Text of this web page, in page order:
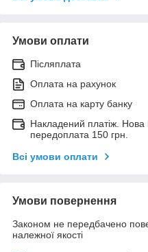
Умови оплати
Післяплата
Оплата на рахунок
Оплата на карту банку
Накладений платіж.
передоплата 150 грн.
Всі умови оплати
Умови повернення
Законом не передбачено
належної якості